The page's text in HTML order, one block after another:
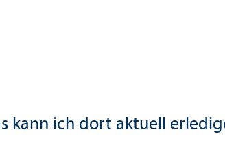
kann ich dort aktuell